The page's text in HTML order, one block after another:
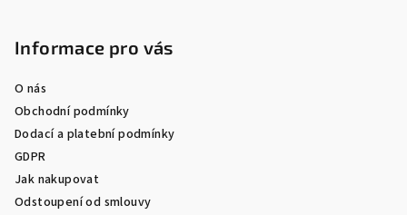
Informace pro vás
O nás
Obchodní podmínky
Dodací a platební podmínky
GDPR
Jak nakupovat
Odstoupení od smlouvy